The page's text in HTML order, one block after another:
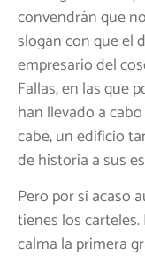
convendrán que
slogan con que el
empresario del
Fallas, en las que
han llevado a
cabe, un edificio
de historia a sus
Pero por si acaso
tienes los
calma la primera